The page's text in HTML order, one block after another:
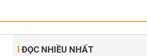
ĐỌC NHIỀU NHẤT